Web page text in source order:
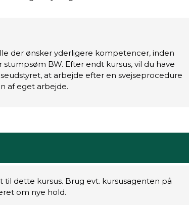
der ønsker yderligere kompetencer, inden
BW. Efter endt kursus, vil du have
at arbejde efter en svejseprocedure
af eget arbejde.
dette kursus. Brug evt. kursusagenten på
om nye hold.